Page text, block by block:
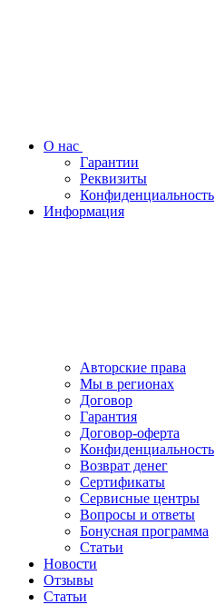
О нас
Гарантии
Реквизиты
Конфиденциальность
Информация
Авторские права
Мы в регионах
Договор
Гарантия
Договор-оферта
Конфиденциальность
Возврат денег
Сертификаты
Сервисные центры
Вопросы и ответы
Бонусная программа
Статьи
Новости
Отзывы
Статьи